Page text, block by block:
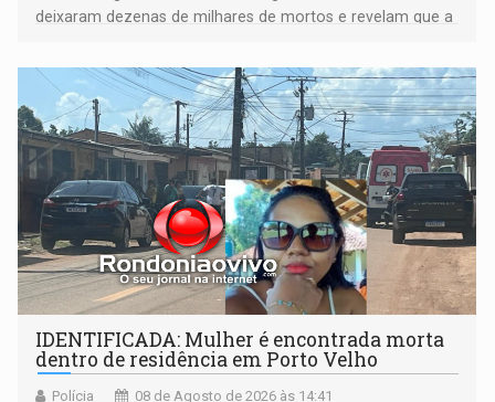
deixaram dezenas de milhares de mortos e revelam que a
territoriais e sociais
IDENTIFICADA: Mulher é encontrada morta
dentro de residência em Porto Velho
Polícia 08 de Agosto de 2026 às 14:41